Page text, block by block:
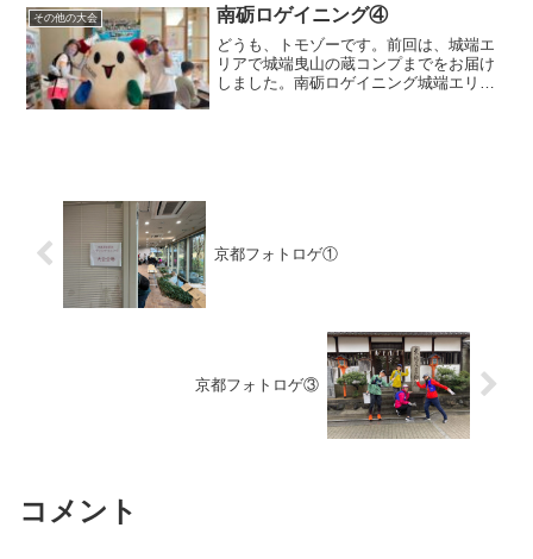
を降りて、５→２９→え→...
その他の大会 南砺ロゲイニング④
どうも、トモゾーです。前回は、城端エ
リアで城端曳山の蔵コンプまでをお届け
しました。南砺ロゲイニング城端エリア
京都フォトロゲ①
京都フォトロゲ③
コメント